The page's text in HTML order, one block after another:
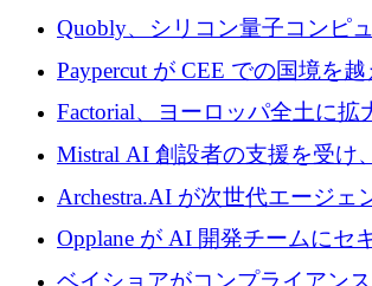
Xavier Niel が支援する共同 AI
げる
Quobly、シリコン量子コンピ
商用化のためにシリーズ A で 1
ーロを調達
Paypercut が CEE での国境を
拡大するために 500 万ユーロ
Factorial、ヨーロッパ全土に拡
億ドルの評価額で1億5,000万ド
Mistral AI 創設者の支援を受け
がエンジニアリング向け AI を
600 万ユーロのプレシードを
Archestra.AI が次世代エージェ
ースを実現するために 1,000
Opplane が AI 開発チームにセ
たらすために 450 万ユーロを調
ベイショアがコンプライアン